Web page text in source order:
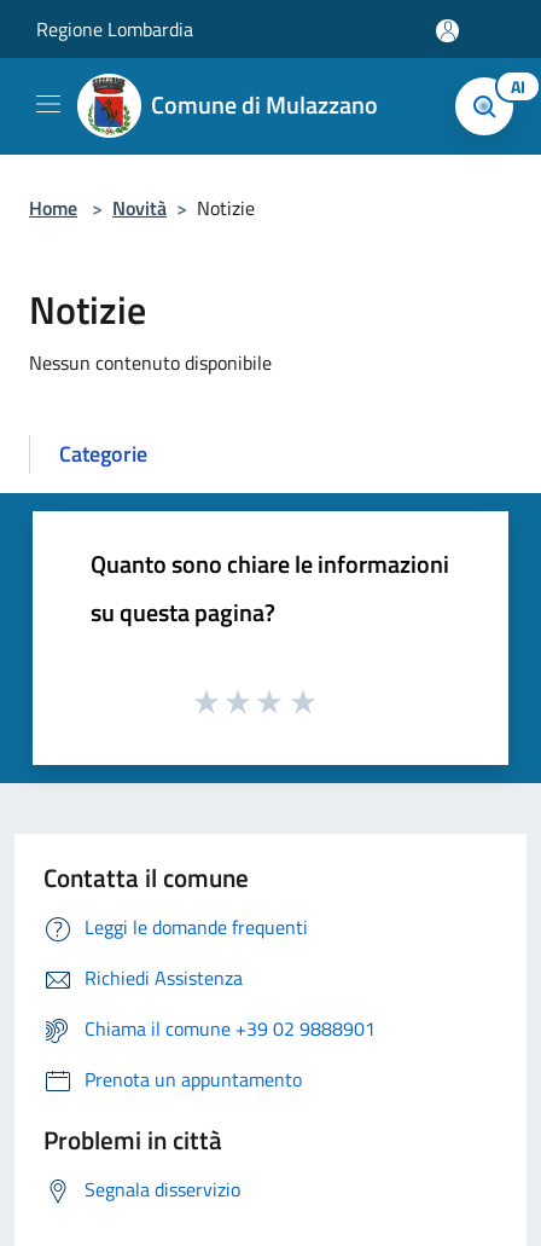
Regione Lombardia
Comune di Mulazzano AI
Home > Novità > Notizie
Notizie
Nessun contenuto disponibile
Categorie
Quanto sono chiare le informazioni
su questa pagina?
Contatta il comune
Leggi le domande frequenti
Richiedi Assistenza
Chiama il comune +39 02 9888901
Prenota un appuntamento
Problemi in città
Segnala disservizio